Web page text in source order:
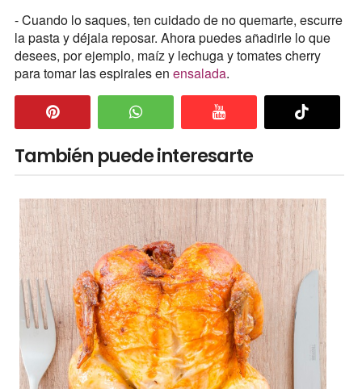
- Cuando lo saques, ten cuidado de no quemarte, escurre
la pasta y déjala reposar. Ahora puedes añadirle lo que
desees, por ejemplo, maíz y lechuga y tomates cherry
para tomar las espirales en ensalada.
También puede interesarte